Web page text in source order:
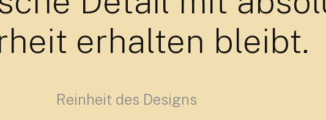
erhalten bleibt.
Reinheit des Designs